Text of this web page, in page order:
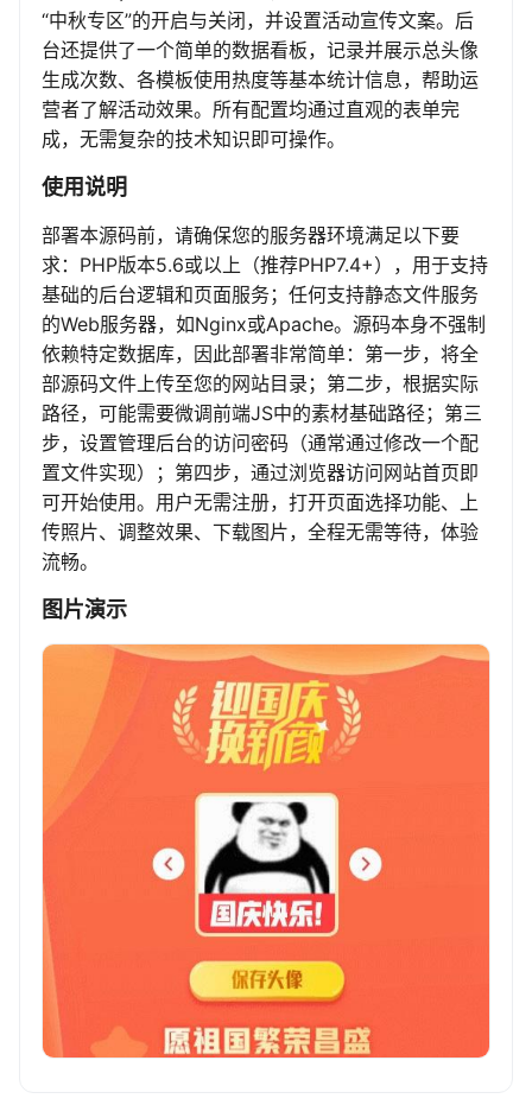
“中秋专区”的开启与关闭，并设置活动宣传文案。后
台还提供了一个简单的数据看板，记录并展示总头像
生成次数、各模板使用热度等基本统计信息，帮助运
营者了解活动效果。所有配置均通过直观的表单完
成，无需复杂的技术知识即可操作。
使用说明
部署本源码前，请确保您的服务器环境满足以下要
求：PHP版本5.6或以上（推荐PHP7.4+），用于支持
基础的后台逻辑和页面服务；任何支持静态文件服务
的Web服务器，如Nginx或Apache。源码本身不强制
依赖特定数据库，因此部署非常简单：第一步，将全
部源码文件上传至您的网站目录；第二步，根据实际
路径，可能需要微调前端JS中的素材基础路径；第三
步，设置管理后台的访问密码（通常通过修改一个配
置文件实现）；第四步，通过浏览器访问网站首页即
可开始使用。用户无需注册，打开页面选择功能、上
传照片、调整效果、下载图片，全程无需等待，体验
流畅。
图片演示